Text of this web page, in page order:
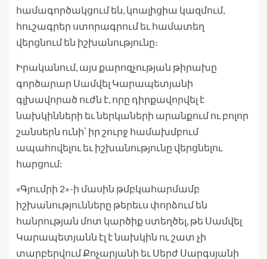
համագործակցում են, կոալիցիա կազմում,
հուշագրեր ստորագրում եւ համատեղ
վերցնում են իշխանությունը։
Իրականում, այս քարոզչության թիրախը
գործարար Սամվել Կարապետյանի
գլխավորած ուժն է, որը դիրքավորվել է
նախկինների եւ ներկաների արանքում ու բոլոր
շանսերն ունի՝ իր շուրջ համախմբում
ապահովելու եւ իշխանությունը վերցնելու
հարցում:
«Գյումրի 2»-ի մասին թմբկահարմամբ
իշխանությունները թերեւս փորձում են
հանրության մոտ կարծիք ստեղծել, թե Սամվել
Կարապետյանն էլ է նախկին ու շատ չի
տարբերվում Քոչարյանի եւ Սերժ Սարգսյանի